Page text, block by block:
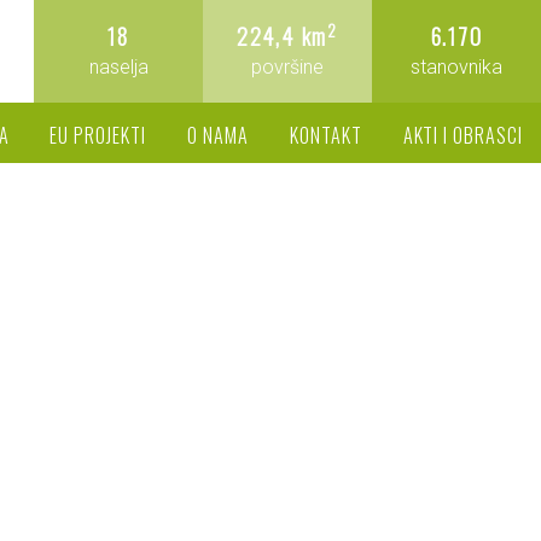
6.170
stanovnika
224,4 km2
površine
18
naselja
EU PROJEKTI O NAMA KONTAKT AKTI I OBRASCI